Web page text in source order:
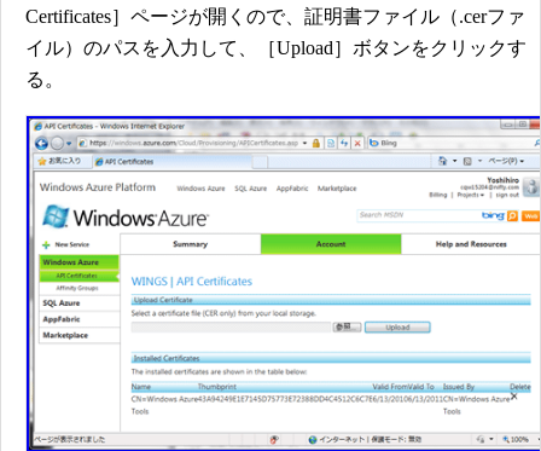
Certificates］ページが開くので、証明書ファイル（.cerファ
イル）のパスを入力して、［Upload］ボタンをクリックす
る。